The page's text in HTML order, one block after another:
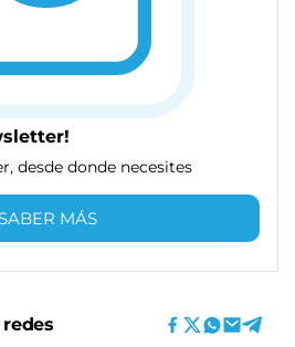
desde donde necesites
MÁS